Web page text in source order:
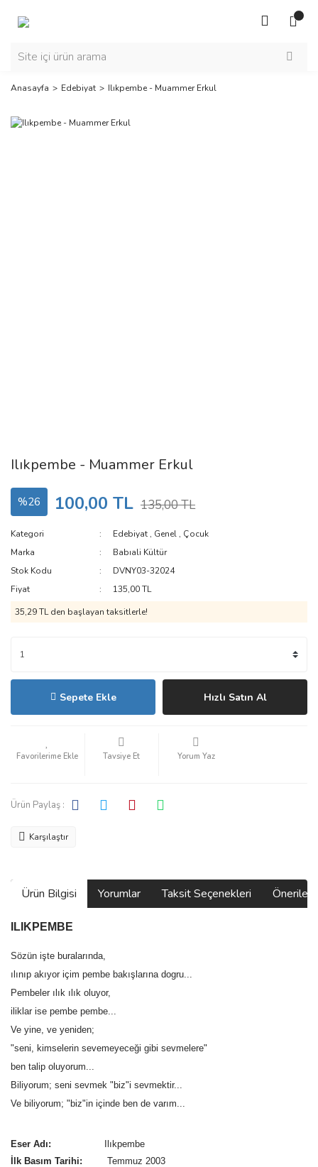
Anasayfa Edebiyat Ilıkpembe - Muammer Erkul
Ilıkpembe - Muammer Erkul
%26 100,00 TL 135,00 TL
Kategori Edebiyat , Genel , Çocuk
Marka
Babıali Kültür
Stok Kodu
DVNY03-32024
Fiyat
135,00 TL
35,29 TL den başlayan taksitlerle!
Sepete Ekle Hızlı Satın Al
Tavsiye Et Yorum Yaz
Ürün Paylaş :
Karşılaştır
Ürün Bilgisi Yorumlar Taksit Seçenekleri
ILIKPEMBE
Sözün işte buralarında,
ılınıp akıyor içim pembe bakışlarına dogru...
Pembeler ılık ılık oluyor,
iliklar ise pembe pembe...
Ve yine, ve yeniden;
"seni, kimselerin sevemeyeceği gibi sevmelere"
ben talip oluyorum...
Biliyorum; seni sevmek "biz"i sevmektir...
Ve biliyorum; "biz"in içinde ben de varım...
Eser Adı:
Ilıkpembe
İlk Basım Tarihi:
Temmuz 2003